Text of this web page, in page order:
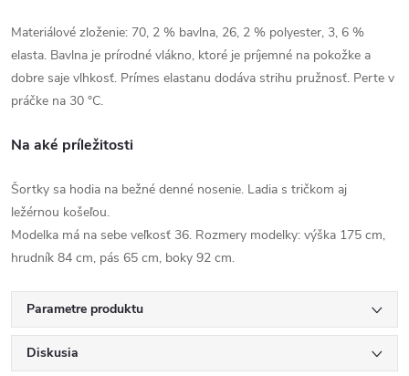
Materiálové zloženie: 70, 2 % bavlna, 26, 2 % polyester, 3, 6 %
elasta. Bavlna je prírodné vlákno, ktoré je príjemné na pokožke a
dobre saje vlhkosť. Prímes elastanu dodáva strihu pružnosť. Perte v
práčke na 30 °C.
Na aké príležitosti
Šortky sa hodia na bežné denné nosenie. Ladia s tričkom aj
ležérnou košeľou.
Modelka má na sebe veľkosť 36. Rozmery modelky: výška 175 cm,
hrudník 84 cm, pás 65 cm, boky 92 cm.
Parametre produktu
Diskusia